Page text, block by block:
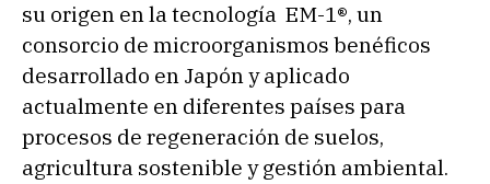
su origen en la tecnología EM-1®, un
consorcio de microorganismos benéficos
desarrollado en Japón y aplicado
actualmente en diferentes países para
procesos de regeneración de suelos,
agricultura sostenible y gestión ambiental.